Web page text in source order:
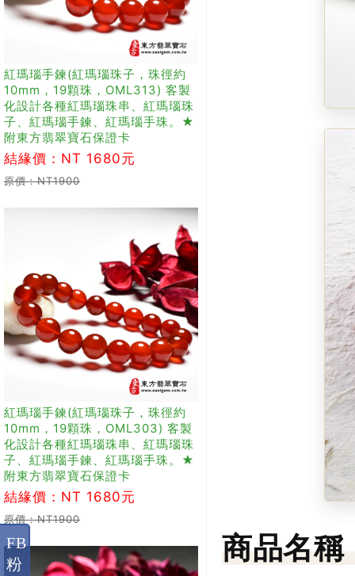
紅瑪瑙手鍊(紅瑪瑙珠子，珠徑約
10mm，19顆珠，OML313) 客製
化設計各種紅瑪瑙珠串、紅瑪瑙珠
子、紅瑪瑙手鍊、紅瑪瑙手珠。★
附東方翡翠寶石保證卡
結緣價：NT 1680元
原價：NT1900
紅瑪瑙手鍊(紅瑪瑙珠子，珠徑約
10mm，19顆珠，OML303) 客製
化設計各種紅瑪瑙珠串、紅瑪瑙珠
子、紅瑪瑙手鍊、紅瑪瑙手珠。★
附東方翡翠寶石保證卡
結緣價：NT 1680元
原價：NT1900
商品名稱
FB
粉